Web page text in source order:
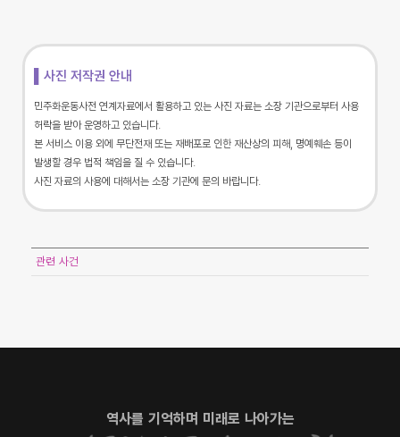
▌사진 저작권 안내
민주화운동사전 연계자료에서 활용하고 있는 사진 자료는 소장 기관으로부터 사용
허락을 받아 운영하고 있습니다.
본 서비스 이용 외에 무단전재 또는 재배포로 인한 재산상의 피해, 명예훼손 등이
발생할 경우 법적 책임을 질 수 있습니다.
사진 자료의 사용에 대해서는 소장 기관에 문의 바랍니다.
관련 사건
역사를 기억하며 미래로 나아가는